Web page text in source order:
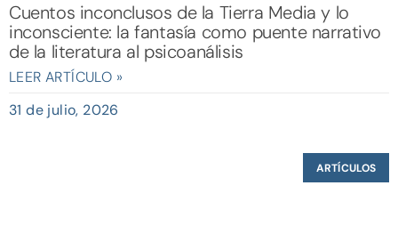
Cuentos inconclusos de la Tierra Media y lo
inconsciente: la fantasía como puente narrativo
de la literatura al psicoanálisis
LEER ARTÍCULO »
31 de julio, 2026
ARTÍCULOS